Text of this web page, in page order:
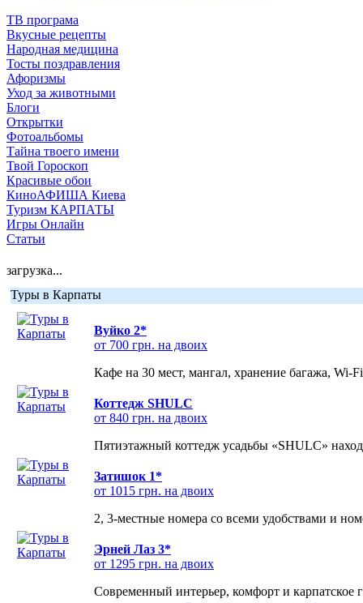
ТВ програма
Вкусные рецепты
Народная медицина
Тосты поздравления
Афоризмы
Уход за животными
Блоги
Открытки
Фотоальбомы
Тайна твоего имени
Твой Гороскоп
Красивые обои
КиноАФИША Киева
Туризм КАРПАТЫ
Игры Онлайн
Статьи
загрузка...
Туры в Карпаты
Вуйко 2*
от 700 грн. на двоих
Кафе на 30 мест, мангал, хранение багажа, Wi-
Коттедж SHULC
от 840 грн. на двоих
Пятиэтажный коттедж усадьбы «SHULC»
Затишок 1*
от 1015 грн. на двоих
2, 3-местные номера со всеми удобствами и
Эрней Лаз 3*
от 1295 грн. на двоих
Современный интерьер, комфорт и карпатское